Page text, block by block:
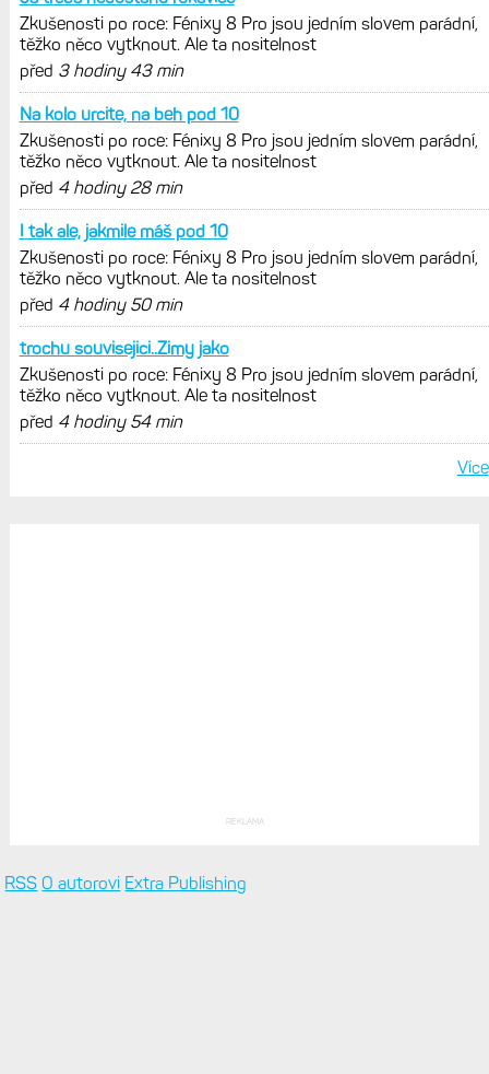
Zkušenosti po roce: Fénixy 8 Pro jsou jedním slovem parádní,
těžko něco vytknout. Ale ta nositelnost
před 3 hodiny 43 min
Na kolo urcite, na beh pod 10
Zkušenosti po roce: Fénixy 8 Pro jsou jedním slovem parádní,
těžko něco vytknout. Ale ta nositelnost
před 4 hodiny 28 min
I tak ale, jakmile máš pod 10
Zkušenosti po roce: Fénixy 8 Pro jsou jedním slovem parádní,
těžko něco vytknout. Ale ta nositelnost
před 4 hodiny 50 min
trochu souvisejici..Zimy jako
Zkušenosti po roce: Fénixy 8 Pro jsou jedním slovem parádní,
těžko něco vytknout. Ale ta nositelnost
před 4 hodiny 54 min
Více
REKLAMA
RSS O autorovi Extra Publishing